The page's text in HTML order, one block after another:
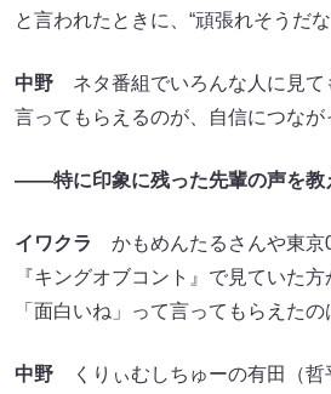
と言われたときに、“頑張れそうだな
中野 ネタ番組でいろんな人に見て
言ってもらえるのが、自信につなが
――特に印象に残った先輩の声を教
イワクラ
かもめんたるさんや東京
『キングオブコント』で見ていた方
「面白いね」って言ってもらえたの
中野 くりぃむしちゅーの有田（哲